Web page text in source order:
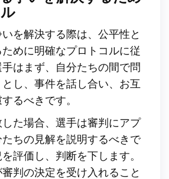
を解決する際は、公平性と
めに明確なプロトコルに従
はまず、自分たちの間で問
し、事件を話し合い、お互
るべきです。
た場合、選手は審判にアプ
ちの見解を説明するべきで
評価し、判断を下します。
判の決定を受け入れること